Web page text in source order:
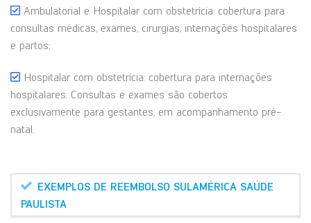
Ambulatorial e Hospitalar com obstetrícia: cobertura para
consultas médicas, exames, cirurgias, internações hospitalares
e partos;
Hospitalar com obstetrícia: cobertura para internações
hospitalares. Consultas e exames são cobertos
exclusivamente para gestantes, em acompanhamento pré-
natal.
EXEMPLOS DE REEMBOLSO SULAMÉRICA SAÚDE
PAULISTA